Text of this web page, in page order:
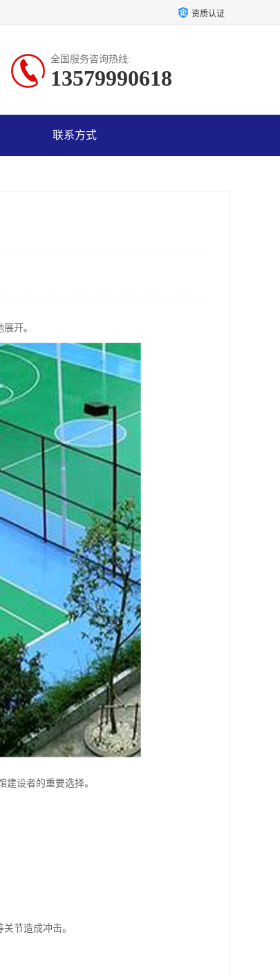
资质认证
全国服务咨询热线:
13579990618
联系方式
开。
设者的重要选择。
节造成冲击。